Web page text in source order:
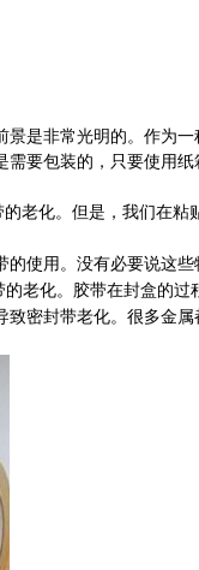
是非常光明的。作为
要包装的，只要使用
老化。但是，我们在
使用。没有必要说这些
老化。胶带在封盒的过
密封带老化。很多金